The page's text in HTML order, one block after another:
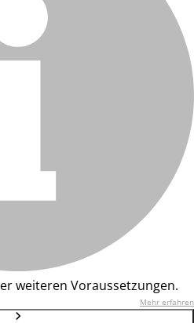
weiteren Voraussetzungen.
Mehr erfahren